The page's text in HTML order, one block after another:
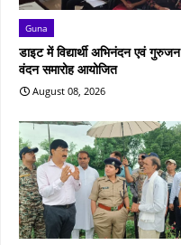
Guna
डाइट में विद्यार्थी अभिनंदन एवं गुरुजन
वंदन समारोह आयोजित
August 08, 2026